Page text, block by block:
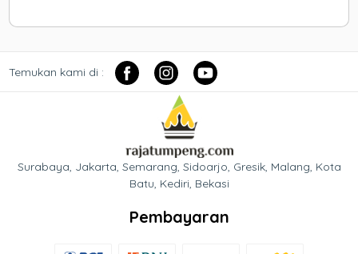
Temukan kami di :
Surabaya, Jakarta, Semarang, Sidoarjo, Gresik, Malang, Kota
Batu, Kediri, Bekasi
Pembayaran